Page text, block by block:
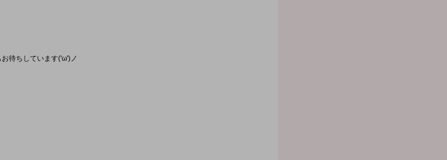
待ちしています('ω')ノ